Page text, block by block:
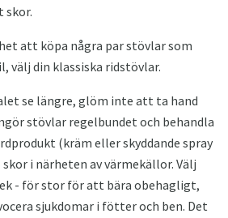
skor.
att köpa några par stövlar som
välj din klassiska ridstövlar.
se längre, glöm inte att ta hand
stövlar regelbundet och behandla
(kräm eller skyddande spray
i närheten av värmekällor. Välj
- för stor för att bära obehagligt,
sjukdomar i fötter och ben. Det